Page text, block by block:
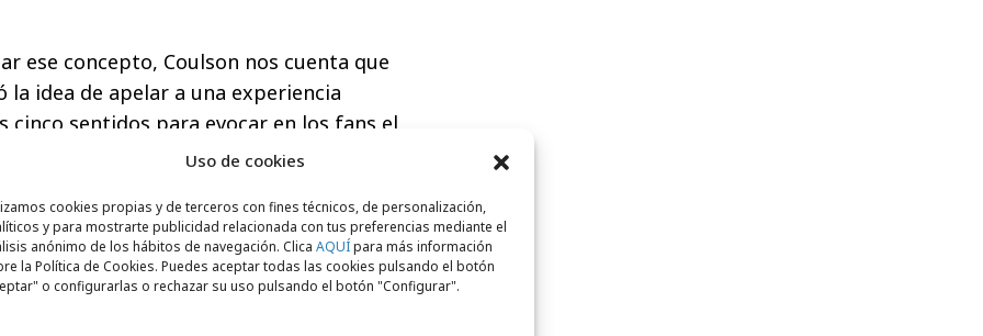
Uso de cookies
cookies propias y de terceros con fines técnicos, de personalización,
y para mostrarte publicidad relacionada con tus preferencias mediante el
anónimo de los hábitos de navegación. Clica AQUÍpara más información
la Política de Cookies. Puedes aceptar todas las cookies pulsando el botón
o configurarlas o rechazar su uso pulsando el botón "Configurar".
ese concepto, Coulson nos cuenta que
la idea de apelar a una experiencia
sentidos para evocar en los fans el
nunca habían estado. El resultado de
al universo fantástico de la obra
campaña fue diseñada cuidadosamente
detalle que llevó a la creación de Juego